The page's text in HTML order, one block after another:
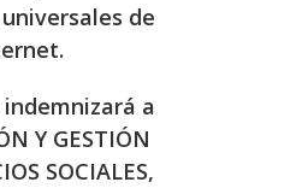
de
indemnizará a
Y GESTIÓN
SOCIALES,